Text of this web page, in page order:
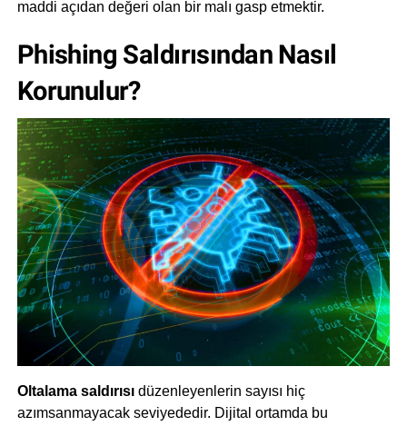
maddi açıdan değeri olan bir malı gasp etmektir.
Phishing Saldırısından Nasıl
Korunulur?
Oltalama saldırısıdüzenleyenlerin sayısı hiç
azımsanmayacak seviyededir. Dijital ortamda bu